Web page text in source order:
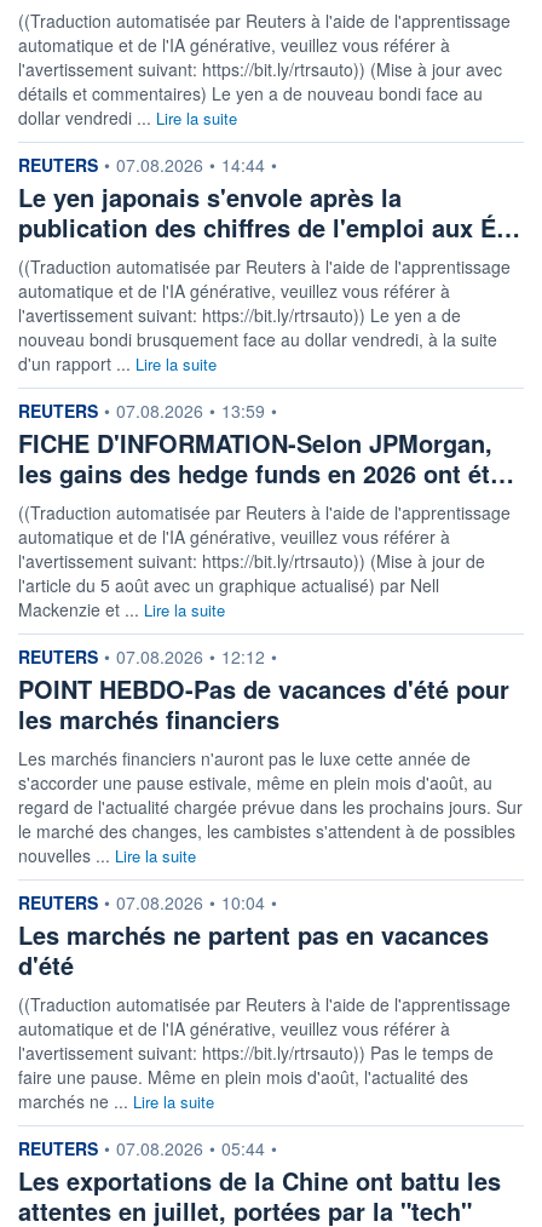
((Traduction automatisée par Reuters à l'aide de l'apprentissage
automatique et de l'IA générative, veuillez vous référer à
l'avertissement suivant: https://bit.ly/rtrsauto)) (Mise à jour avec
détails et commentaires) Le yen a de nouveau bondi face au
dollar vendredi ... Lire la suite
information fournie par
REUTERS • 07.08.2026 • 14:44 •
Le yen japonais s'envole après la
publication des chiffres de l'emploi aux É…
((Traduction automatisée par Reuters à l'aide de l'apprentissage
automatique et de l'IA générative, veuillez vous référer à
l'avertissement suivant: https://bit.ly/rtrsauto)) Le yen a de
nouveau bondi brusquement face au dollar vendredi, à la suite
d'un rapport ... Lire la suite
information fournie par
REUTERS • 07.08.2026 • 13:59 •
FICHE D'INFORMATION-Selon JPMorgan,
les gains des hedge funds en 2026 ont ét…
((Traduction automatisée par Reuters à l'aide de l'apprentissage
automatique et de l'IA générative, veuillez vous référer à
l'avertissement suivant: https://bit.ly/rtrsauto)) (Mise à jour de
l'article du 5 août avec un graphique actualisé) par Nell
Mackenzie et ... Lire la suite
information fournie par
REUTERS • 07.08.2026 • 12:12 •
POINT HEBDO-Pas de vacances d'été pour
les marchés financiers
Les marchés financiers n'auront pas le luxe cette année de
s'accorder une pause estivale, même en plein mois d'août, au
regard de l'actualité chargée prévue dans les prochains jours. Sur
le marché des changes, les cambistes s'attendent à de possibles
nouvelles ... Lire la suite
information fournie par
REUTERS • 07.08.2026 • 10:04 •
Les marchés ne partent pas en vacances
d'été
((Traduction automatisée par Reuters à l'aide de l'apprentissage
automatique et de l'IA générative, veuillez vous référer à
l'avertissement suivant: https://bit.ly/rtrsauto)) Pas le temps de
faire une pause. Même en plein mois d'août, l'actualité des
marchés ne ... Lire la suite
information fournie par
REUTERS • 07.08.2026 • 05:44 •
Les exportations de la Chine ont battu les
attentes en juillet, portées par la "tech"